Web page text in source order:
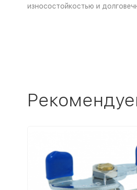
износостойкостью и